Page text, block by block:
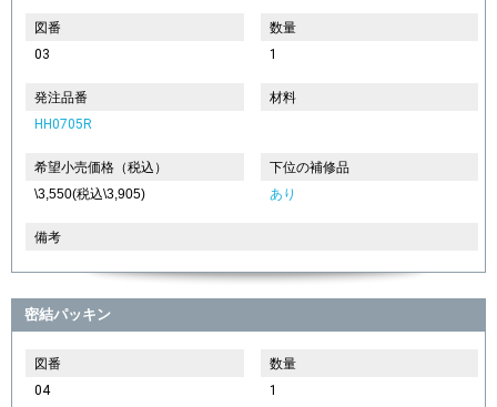
図番
03
数量
1
発注品番
HH0705R
材料
希望小売価格（税込）
\3,550(税込\3,905)
下位の補修品
あり
備考
密結パッキン
図番
04
数量
1